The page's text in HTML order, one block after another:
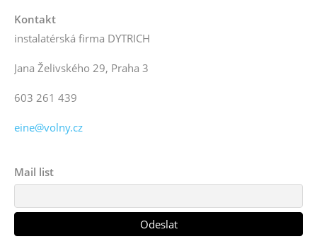
Kontakt
instalatérská firma DYTRICH
Jana Želivského 29, Praha 3
603 261 439
eine@volny.cz
Mail list